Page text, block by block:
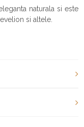
naturala si este
si altele.